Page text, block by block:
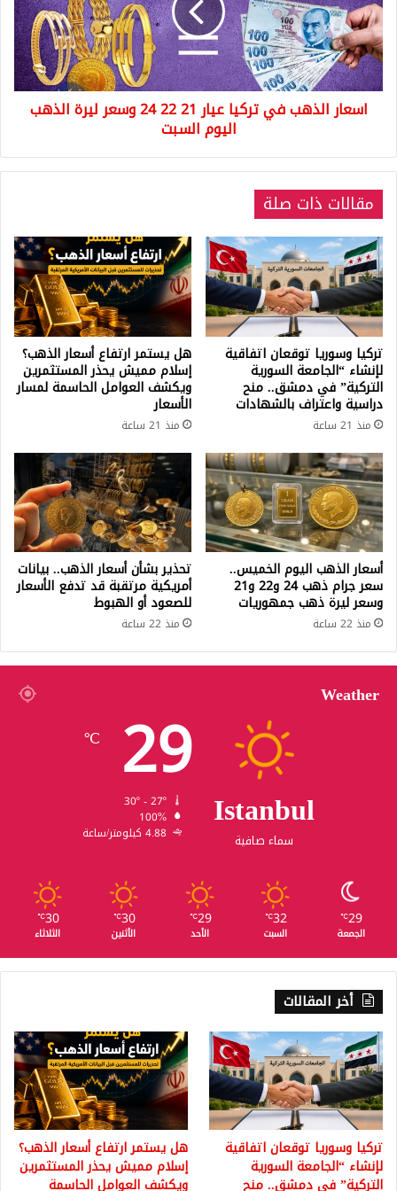
عيار
21
22
24
وسعر
ليرة
السبت
اسعار الذهب في تركيا عيار 21 22 24 وسعر ليرة الذهب
اليوم السبت
مقالات ذات صلة
تركيا وسوريا توقعان اتفاقية
لإنشاء “الجامعة السورية
التركية” في دمشق.. منح
دراسية واعتراف بالشهادات
منذ 21 ساعة
هل يستمر ارتفاع أسعار الذهب؟
إسلام مميش يحذر المستثمرين
ويكشف العوامل الحاسمة لمسار
الأسعار
منذ 21 ساعة
أسعار الذهب اليوم الخميس..
سعر جرام ذهب 24 و22 و21
وسعر ليرة ذهب جمهوريات
منذ 22 ساعة
تحذير بشأن أسعار الذهب.. بيانات
أمريكية مرتقبة قد تدفع الأسعار
للصعود أو الهبوط
منذ 22 ساعة
Weather
Istanbul
سماء صافية
29
℃
100%
4.88 كيلومتر/ساعة
29
℃
الجمعة
32
℃
السبت
29
℃
الأحد
30
℃
الأثنين
30
℃
الثلاثاء
أخر المقالات
تركيا وسوريا توقعان اتفاقية
لإنشاء “الجامعة السورية
التركية” في دمشق.. منح
هل يستمر ارتفاع أسعار الذهب؟
إسلام مميش يحذر المستثمرين
ويكشف العوامل الحاسمة